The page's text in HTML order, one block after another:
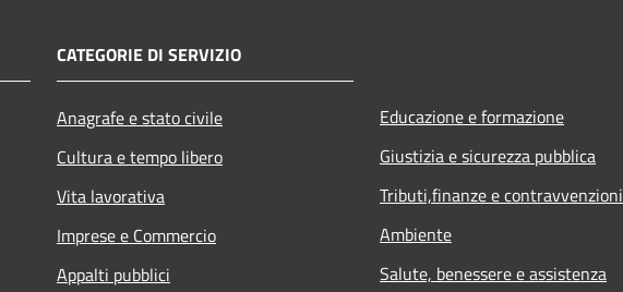
CATEGORIE DI SERVIZIO
Anagrafe e stato civile
Cultura e tempo libero
Vita lavorativa
Imprese e Commercio
Appalti pubblici
Educazione e formazione
Giustizia e sicurezza pubblica
Tributi,finanze e contravvenzioni
Ambiente
Salute, benessere e assistenza